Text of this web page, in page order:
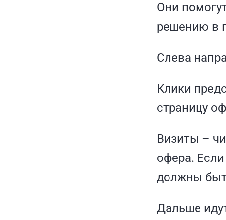
Они
решению в
Слева
Клики
страницу
Визиты –
офера.
должны
Дальше